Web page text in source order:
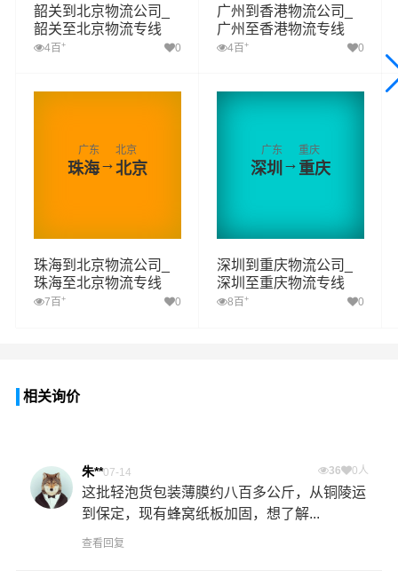
韶关到北京物流公司_
韶关至北京物流专线
4百 + 0
广州到香港物流公司_
广州至香港物流专线
4百 + 0
广东
珠海→
北京
北京
珠海到北京物流公司_
珠海至北京物流专线
7百 + 0
广东
深圳→
重庆
重庆
深圳到重庆物流公司_
深圳至重庆物流专线
8百 + 0
相关询价
朱**07-14 36 0人
这批轻泡货包装薄膜约八百多公斤，从铜陵运
到保定，现有蜂窝纸板加固，想了解...
查看回复